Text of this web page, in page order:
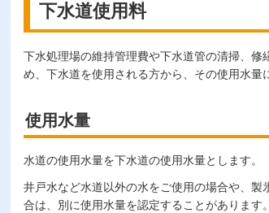
下水道使用料
下水処理場の維持管理費や下水道管の清掃、
め、下水道を使用される方から、その使用水量
使用水量
水道の使用水量を下水道の使用水量とします。
井戸水など水道以外の水をご使用の場合や、
合は、別に使用水量を認定することがあります。